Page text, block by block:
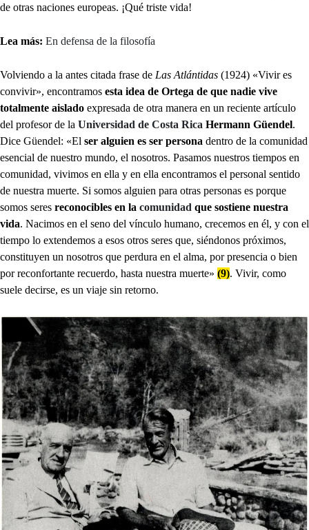
de otras naciones europeas. ¡Qué triste vida!
Lea más: En defensa de la filosofía
Volviendo a la antes citada frase de Las Atlántidas (1924) «Vivir es
convivir», encontramos esta idea de Ortega de que nadie vive
totalmente aislado expresada de otra manera en un reciente artículo
del profesor de la Universidad de Costa Rica Hermann Güendel.
Dice Güendel: «El ser alguien es ser persona dentro de la comunidad
esencial de nuestro mundo, el nosotros. Pasamos nuestros tiempos en
comunidad, vivimos en ella y en ella encontramos el personal sentido
de nuestra muerte. Si somos alguien para otras personas es porque
somos seres reconocibles en la comunidad que sostiene nuestra
vida. Nacimos en el seno del vínculo humano, crecemos en él, y con el
tiempo lo extendemos a esos otros seres que, siéndonos próximos,
constituyen un nosotros que perdura en el alma, por presencia o bien
por reconfortante recuerdo, hasta nuestra muerte» (9). Vivir, como
suele decirse, es un viaje sin retorno.